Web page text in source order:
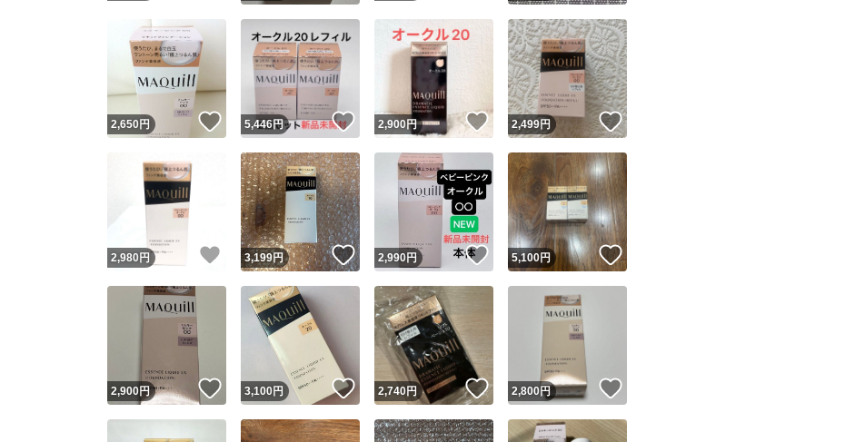
スピード&安心発送
※このバッジは実績に基づく表示であり、発送を保証しているものではありません
スピード＆安心発送
このユーザーは高頻度で24時間以内＆設定した発送日数内に発送してい
ます
スピード発送 このユーザーは高頻度で24時間以内に発送しています
このユーザーは設定した発送日数内に発送しています
キャンセル
2,650円 いいね！
5,446円 いいね！
2,900円 いいね！
2,499円 いいね！
2,980 円 いいね！
3,199円 いいね！
2,990円 いいね！
5,100円
2,900円 いいね！
3,100円 いいね！
2,740円 いいね！
2,800円